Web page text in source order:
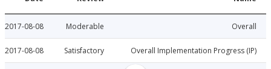
Moderable
2017-08-08
Overall Implementation
Satisfactory
2017-08-08